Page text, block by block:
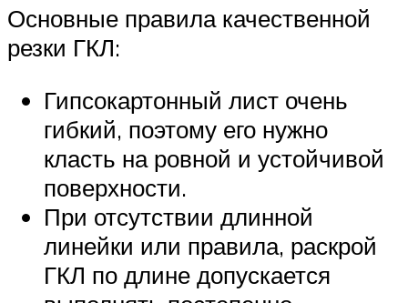
Основные правила качественной
резки ГКЛ:
Гипсокартонный лист очень
гибкий, поэтому его нужно
класть на ровной и устойчивой
поверхности.
При отсутствии длинной
линейки или правила, раскрой
ГКЛ по длине допускается